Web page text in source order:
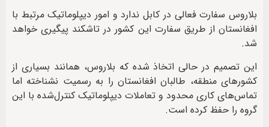
بلاروس سفارت فعالی در کابل ندارد و امور دیپلوماتیک مرتبط با
افغانستان از طریق سفارت این کشور در تاشکند پیگیری خواهد
شد.
این تصمیم در حالی اتخاذ شده که بلاروس، همانند بسیاری از
کشورهای منطقه، طالبان افغانستان را به رسمیت نشناخته اما
تماس‌های کاری محدود و تعاملات دیپلوماتیک کنترل‌شده با این
گروه را حفظ کرده است.